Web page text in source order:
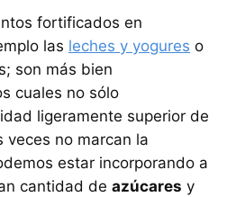
fortificados en
las leches y yogures o
son más bien
cuales no sólo
ligeramente superior de
veces no marcan la
estar incorporando a
cantidad de azúcares y